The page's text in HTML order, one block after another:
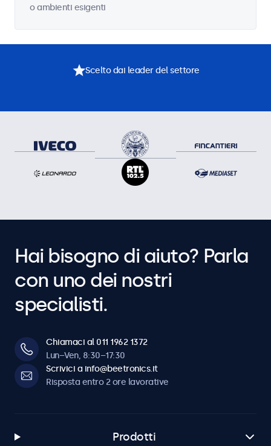
o ambienti esigenti
Scelto dai leader del settore
Hai bisogno di aiuto? Parla
con uno dei nostri
specialisti.
Chiamaci al 011 1962 1372
Lun–Ven, 8:30–17:30
Scrivici a info@beetronics.it
Risposta entro 2 ore lavorative
Prodotti